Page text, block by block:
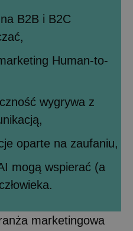
B2B i B2C
Human-to-
wygrywa z
oparte na zaufaniu,
mogą wspierać (a
marketingowa